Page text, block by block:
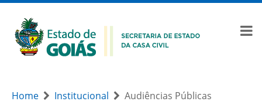
Home Institucional Audiências Públicas